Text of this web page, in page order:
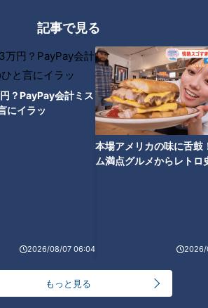
記事で見る
？PayPay会計ミス
にイラッ
2026/08/07 06:04
本場アメリカの味に舌鼓
ム満点グルメからレトロ
2026/
もっと見る
血を注いだ、国産の「マヨネーズ」が完
正１４年）に商品化された。その名前